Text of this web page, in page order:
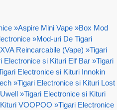
»Aspire Mini Vape »Box Mod
»Mod-uri De Tigari
Reincarcabile (Vape) »Tigari
Electronice si Kituri Elf Bar »Tigari
Electronice si Kituri Innokin
»Tigari Electronice si Kituri Lost
»Tigari Electronice si Kituri
VOOPOO »Tigari Electronice